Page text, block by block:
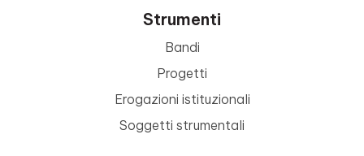
Strumenti
Bandi
Progetti
Erogazioni istituzionali
Soggetti strumentali